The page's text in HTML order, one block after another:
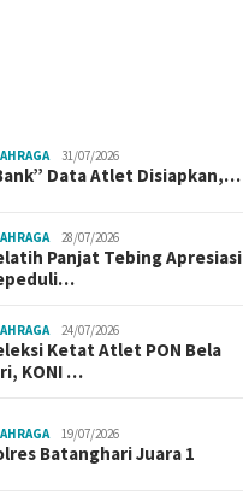
31/07/2026
Data Atlet Disiapkan,…
28/07/2026
Panjat Tebing Apresiasi
24/07/2026
Ketat Atlet PON Bela
KONI …
19/07/2026
Batanghari Juara 1